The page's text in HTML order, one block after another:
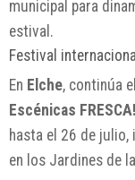
municipal para
estival.
Festival
En Elche, continúa
Escénicas FRESCA!
hasta el 26 de
en los Jardines de